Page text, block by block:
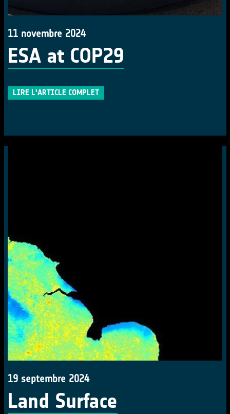
11 novembre 2024
ESA at COP29
LIRE L'ARTICLE COMPLET
19 septembre 2024
Land Surface